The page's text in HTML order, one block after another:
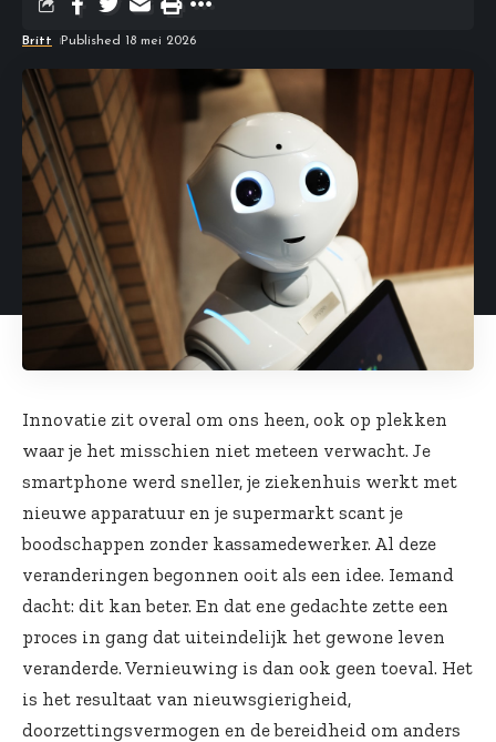
Britt Published 18 mei 2026
Innovatie zit overal om ons heen, ook op plekken
waar je het misschien niet meteen verwacht. Je
smartphone werd sneller, je ziekenhuis werkt met
nieuwe apparatuur en je supermarkt scant je
boodschappen zonder kassamedewerker. Al deze
veranderingen begonnen ooit als een idee. Iemand
dacht: dit kan beter. En dat ene gedachte zette een
proces in gang dat uiteindelijk het gewone leven
veranderde. Vernieuwing is dan ook geen toeval. Het
is het resultaat van nieuwsgierigheid,
doorzettingsvermogen en de bereidheid om anders